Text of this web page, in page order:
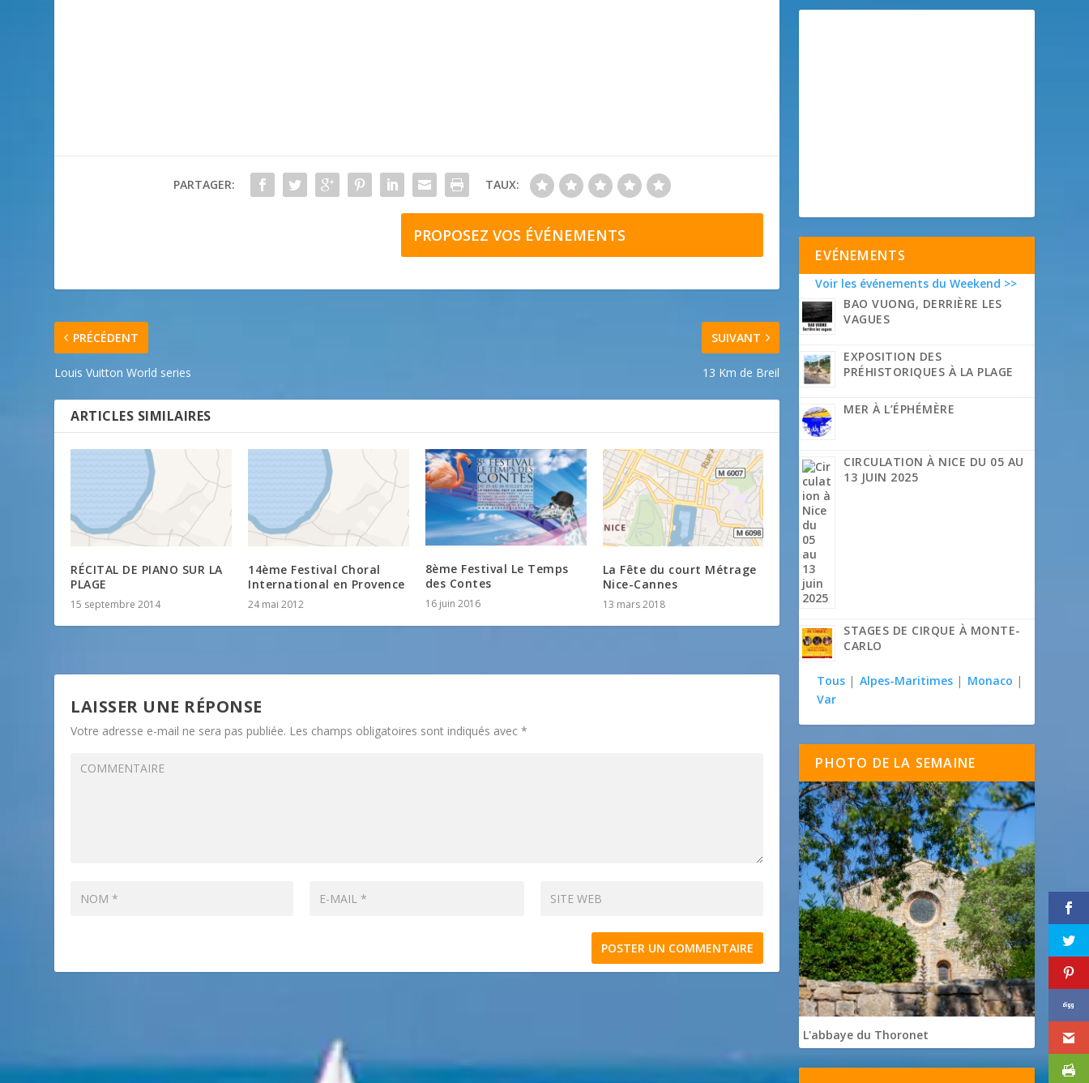
PARTAGER: TAUX:
PROPOSEZ VOS ÉVÉNEMENTS
PRÉCÉDENT
Louis Vuitton World series
SUIVANT
13 Km de Breil
ARTICLES SIMILAIRES
RÉCITAL DE PIANO SUR LA
PLAGE
15 septembre 2014
14ème Festival Choral
International en Provence
24 mai 2012
8ème Festival Le Temps
des Contes
16 juin 2016
La Fête du court Métrage
Nice-Cannes
13 mars 2018
LAISSER UNE RÉPONSE
Votre adresse e-mail ne sera pas publiée. Les champs obligatoires sont indiqués avec*
EVÉNEMENTS
Voir les événements du Weekend >>
BAO VUONG, DERRIÈRE LES
VAGUES
EXPOSITION DES
PRÉHISTORIQUES À LA PLAGE
MER À L’ÉPHÉMÈRE
CIRCULATION À NICE DU 05 AU
13 JUIN 2025
STAGES DE CIRQUE À MONTE-
CARLO
Tous | Alpes-Maritimes | Monaco |
Var
PHOTO DE LA SEMAINE
L'abbaye du Thoronet